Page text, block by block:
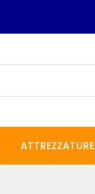
ATTREZZATURE